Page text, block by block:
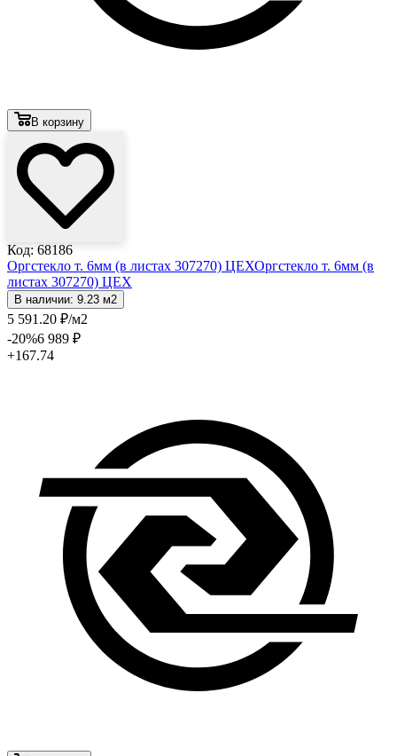
В корзину
Код: 68186
Оргстекло т. 6мм (в листах 307270) ЦЕХОргстекло т. 6мм (в
листах 307270) ЦЕХ
В наличии: 9.23 м2
5 591 .20 ₽/м2
-20%6 989 ₽
+167.74